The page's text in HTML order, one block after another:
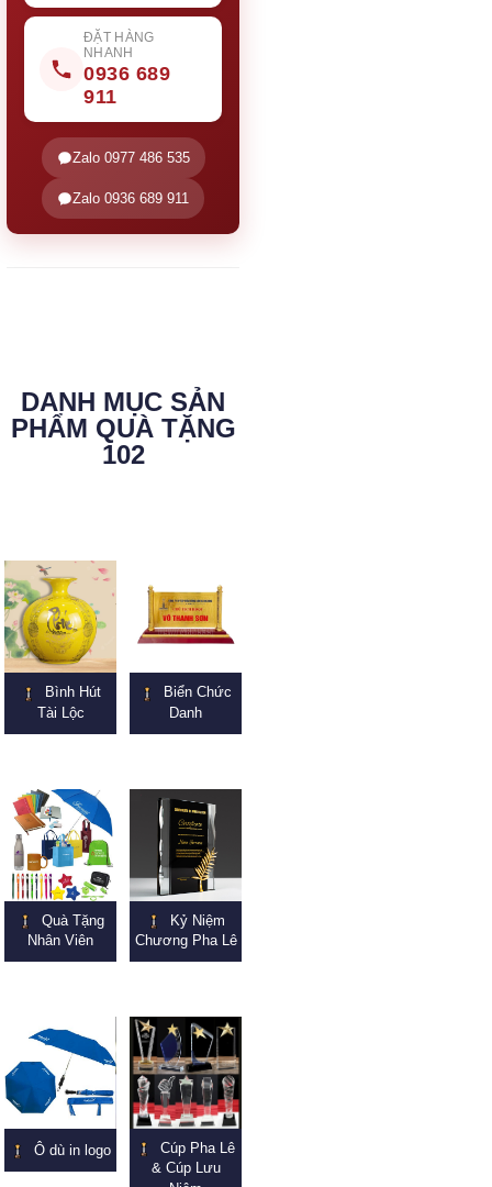
ĐẶT HÀNG
NHANH
0936 689
911
Zalo 0977 486 535
Zalo 0936 689 911
DANH MỤC SẢN
PHẨM QUÀ TẶNG
102
Bình Hút
Tài Lộc
Biển Chức
Danh
Quà Tặng
Nhân Viên
Kỷ Niệm
Chương Pha Lê
Ô dù in logo
Cúp Pha Lê
& Cúp Lưu